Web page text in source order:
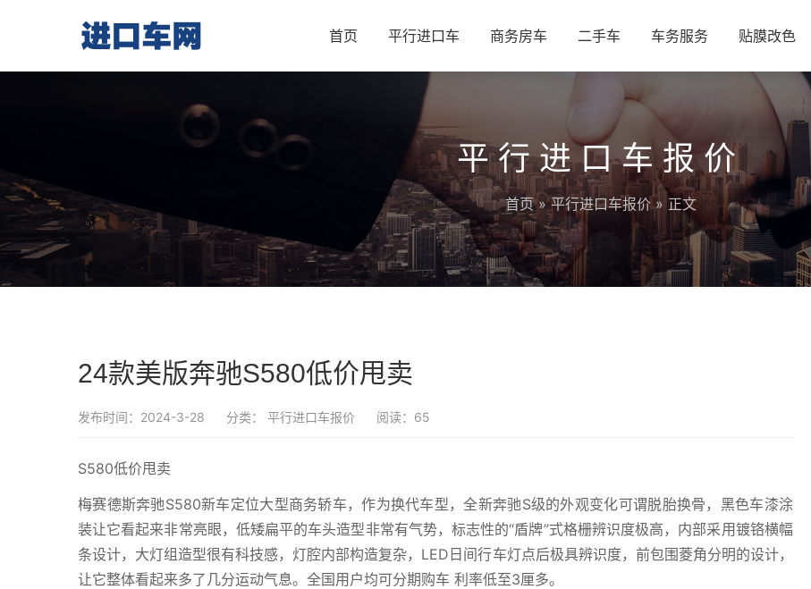
首页 平行进口车 商务房车 二手车 车务服务 贴膜改色
平行进口车报价
首页 »平行进口车报价 » 正文
24款美版奔驰S580低价甩卖
发布时间：2024-3-28 分类： 平行进口车报价 阅读：65
S580低价甩卖
梅赛德斯奔驰S580新车定位大型商务轿车，作为换代车型，全新奔驰S级的外观变化可谓脱胎换骨，黑色车漆涂
装让它看起来非常亮眼，低矮扁平的车头造型非常有气势，标志性的“盾牌”式格栅辨识度极高，内部采用镀铬横幅
条设计，大灯组造型很有科技感，灯腔内部构造复杂，LED日间行车灯点后极具辨识度，前包围菱角分明的设计，
让它整体看起来多了几分运动气息。全国用户均可分期购车 利率低至3厘多。